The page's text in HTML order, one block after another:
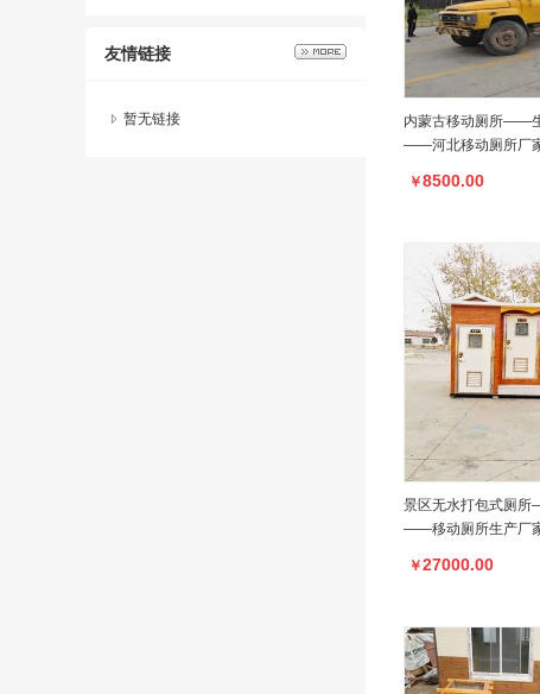
友情链接
暂无链接
内蒙古移动厕所——
——河北移动厕所厂
￥8500.00
景区无水打包式厕
——移动厕所生产厂
￥27000.00